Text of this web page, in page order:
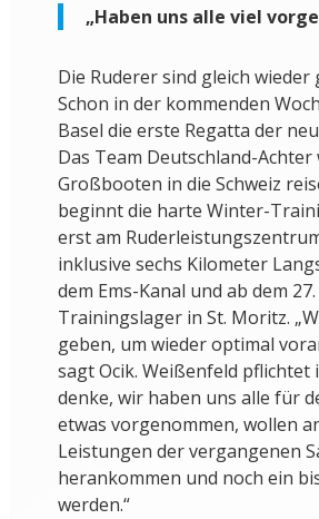
„Haben uns alle viel
Die Ruderer sind gleich wieder
Schon in der kommenden
Basel die erste Regatta der
Das Team Deutschland-
Großbooten in die Schweiz
beginnt die harte Winter-
erst am
inklusive sechs Kilometer
dem Ems-Kanal und ab dem
Trainingslager in St. Moritz.
geben, um wieder optimal
sagt Ocik. Weißenfeld pflichtet
denke, wir haben uns alle für
etwas vorgenommen, wollen
Leistungen der vergangenen
herankommen und noch ein
werden.“